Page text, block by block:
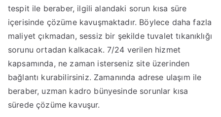
tespit ile beraber, ilgili alandaki sorun kısa süre
içerisinde çözüme kavuşmaktadır. Böylece daha fazla
maliyet çıkmadan, sessiz bir şekilde tuvalet tıkanıklığı
sorunu ortadan kalkacak. 7/24 verilen hizmet
kapsamında, ne zaman isterseniz site üzerinden
bağlantı kurabilirsiniz. Zamanında adrese ulaşım ile
beraber, uzman kadro bünyesinde sorunlar kısa
sürede çözüme kavuşur.